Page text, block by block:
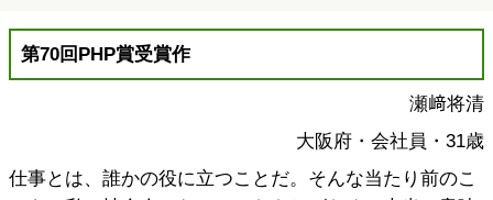
第70回PHP賞受賞作
瀬﨑将清
大阪府・会社員・31歳
仕事とは、誰かの役に立つことだ。そんな当たり前のこ